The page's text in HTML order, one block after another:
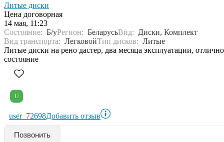
Литые диски
Цена договорная
14 мая, 11:23
Состояние: Б/уРегион: БеларусьВид: Диски, Комплект
Вид транспорта: ЛегковойТип дисков: Литые
Литые диски на рено дастер, два месяца эксплуатации,
состояние
U
user_72698Добавить отзыв
Позвонить